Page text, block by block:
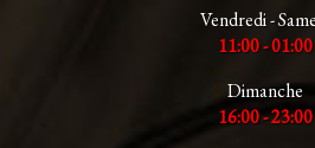
Vendredi -
11:00 - 01:00
Dimanche
16:00 - 23:00